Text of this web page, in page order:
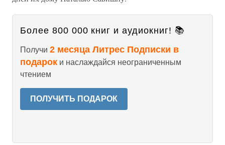
Более 800 000 книг и аудиокниг! 📚
Получи 2 месяца Литрес Подписки в
подарок и наслаждайся неограниченным
чтением
ПОЛУЧИТЬ ПОДАРОК